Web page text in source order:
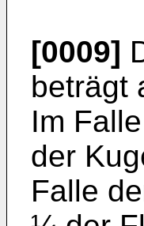
[0009]
beträgt
Im
der
Falle